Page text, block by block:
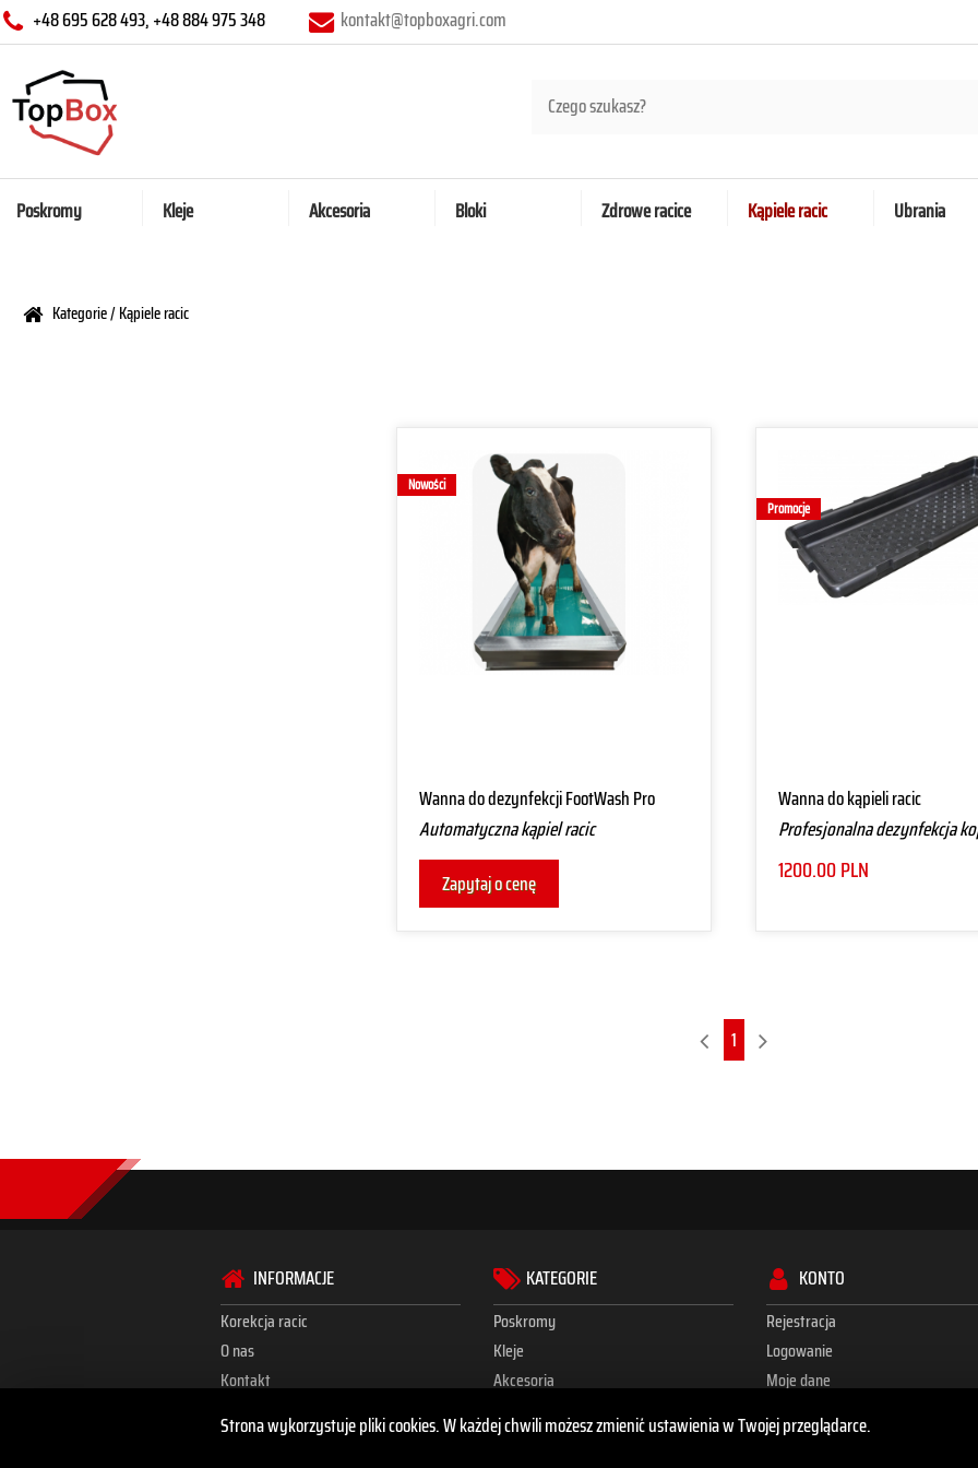
+48 695 628 493, +48 884 975 348 kontakt@topboxagri.com
Poskromy Kleje Akcesoria Bloki Zdrowe racice Kąpiele racic Ubrania
Kategorie/Kąpiele racic
Nowości
Wanna do dezynfekcji FootWash Pro
Automatyczna kąpiel racic
Promocje
Wanna do kąpieli racic
Profesjonalna dezynfekcja
1200.00PLN
1
INFORMACJE
Korekcja racic
O nas
Kontakt
KATEGORIE
Poskromy
Kleje
Akcesoria
Zdrowe racice
KONTO
Rejestracja
Logowanie
Moje dane
Regulamin sklepu
Strona wykorzystuje pliki cookies. W każdej chwili możesz zmienić ustawienia w Twojej przeglądarce.